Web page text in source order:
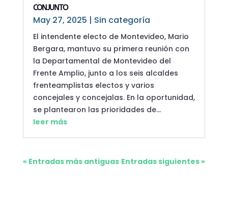
CONJUNTO
May 27, 2025 | Sin categoría
El intendente electo de Montevideo, Mario
Bergara, mantuvo su primera reunión con
la Departamental de Montevideo del
Frente Amplio, junto a los seis alcaldes
frenteamplistas electos y varios
concejales y concejalas. En la oportunidad,
se plantearon las prioridades de...
leer más
« Entradas más antiguas Entradas siguientes »